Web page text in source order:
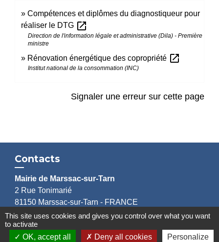
Compétences et diplômes du diagnostiqueur pour
réaliser le DTG open_in_new
Direction de l'information légale et administrative (Dila) - Première
ministre
Rénovation énergétique des copropriété open_in_new
Institut national de la consommation (INC)
Signaler une erreur sur cette page
Contacts
Mairie de Marssac-sur-Tarn
2 Rue Tonimarié
81150 Marssac-sur-Tarn - FRANCE
+33 5 63 55 40 47
accueil@marssac-sur-tarn.fr
This site uses cookies and gives you control over what you want
to activate
OK, accept all
Deny all cookies Personalize